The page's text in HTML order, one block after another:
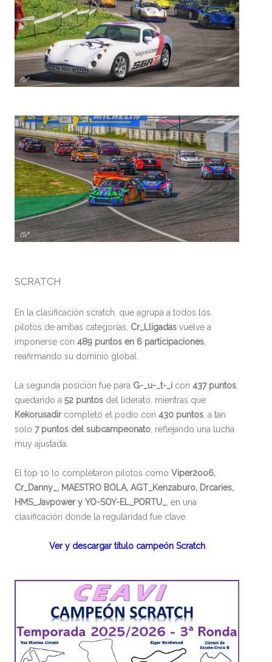
SCRATCH
En la clasificación scratch, que agrupa a todos los
pilotos de ambas categorías, Cr_Lligadas vuelve a
imponerse con 489 puntos en 6 participaciones,
reafirmando su dominio global.
La segunda posición fue para G-_u-_t-_i con 437 puntos,
quedando a 52 puntos del liderato, mientras que
Kekorusadircompletó el podio con 430 puntos, a tan
solo 7 puntos del subcampeonato, reflejando una lucha
muy ajustada.
El top 10 lo completaron pilotos como Viper2oo6,
Cr_Danny_, MAESTRO BOLA, AGT_Kenzaburo, Drcaries,
HMS_Javpower y YO-SOY-EL_PORTU_, en una
clasificación donde la regularidad fue clave.
Ver y descargar título campeón Scratch